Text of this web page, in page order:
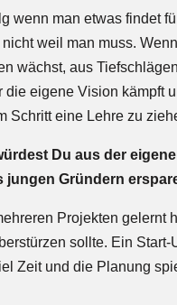
wenn man etwas findet
weil man muss.
wächst, aus
die eigene Vision kämpft
Schritt eine Lehre zu
Du aus der
jungen Gründern
Projekten gelernt
sollte. Ein Start-
Zeit und die Planung